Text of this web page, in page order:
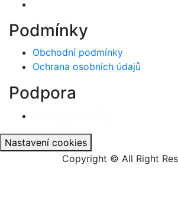
Podmínky
Obchodní podmínky
Ochrana osobních údajů
Podpora
Nastavení cookies
Copyright © All Right